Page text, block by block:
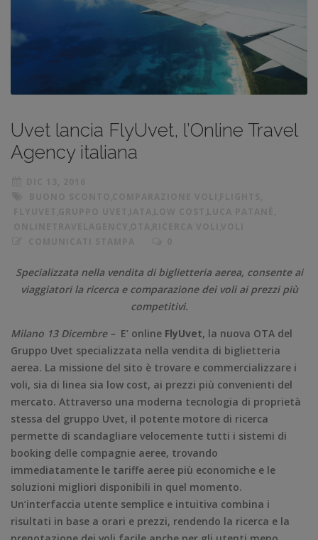
Uvet lancia FlyUvet, l’Online Travel
Agency italiana
Specializzata nella vendita di biglietteria aerea, consente ai
viaggiatori la ricerca e comparazione dei voli ai prezzi più
competitivi.
Milano 13 Dicembre – E’ online FlyUvet, la nuova OTA del
Gruppo Uvet specializzata nella vendita di biglietteria
aerea. La missione del sito è trovare e commercializzare i
voli, sia di linea sia low cost, ai prezzi più convenienti del
mercato. Attraverso una moderna tecnologia di proprietà
stessa del gruppo Uvet, il potente motore di ricerca
permette di scandagliare velocemente tutti i sistemi di
booking delle compagnie aeree, trovando
immediatamente le tariffe aeree più economiche e le
soluzioni migliori disponibili in quel momento.
Un’interfaccia utente semplice e intuitiva combina i
risultati in base a orari e prezzi, rendendo la ricerca e la